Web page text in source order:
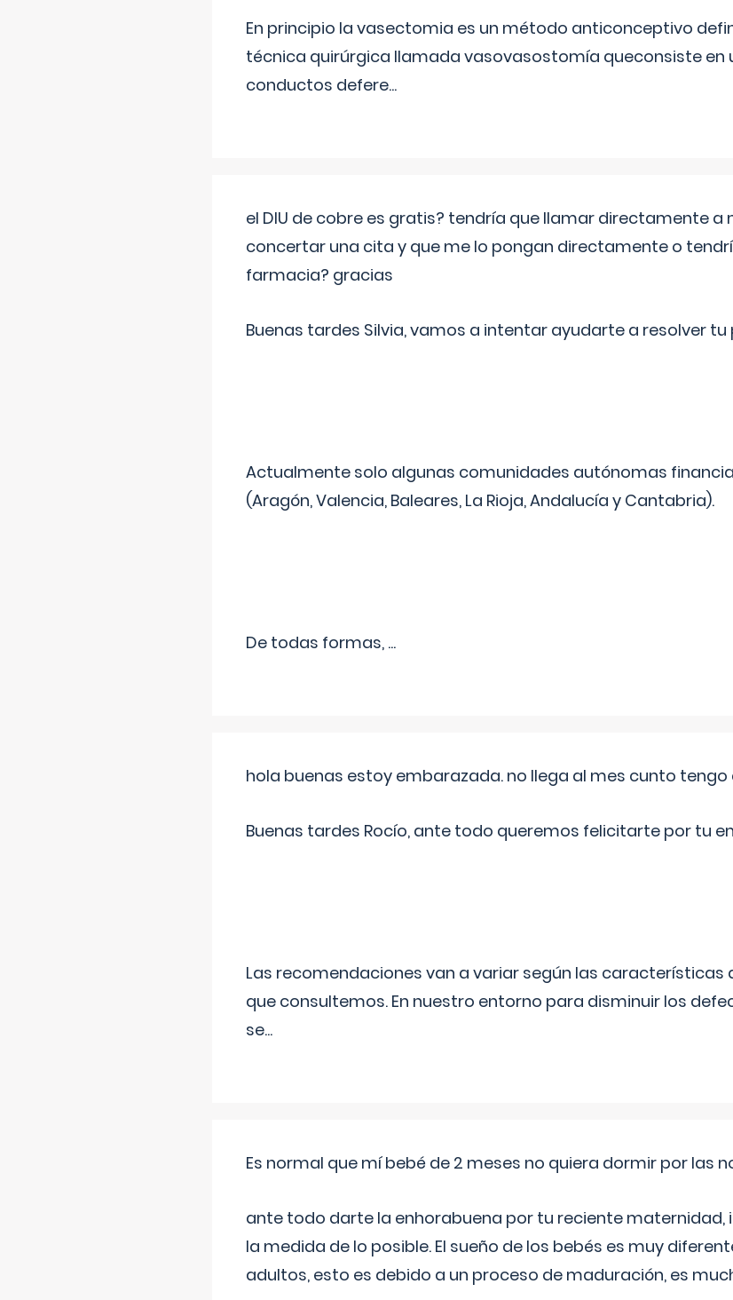
En principio la vasectomia es un método anticonceptivo
técnica quirúrgica llamada vasovasostomía queconsiste en
conductos defere...
el DIU de cobre es gratis? tendría que llamar directamente
concertar una cita y que me lo pongan directamente o
farmacia? gracias
Buenas tardes Silvia, vamos a intentar ayudarte a resolver tu
Actualmente solo algunas comunidades autónomas
(Aragón, Valencia, Baleares, La Rioja, Andalucía y Cantabria).
De todas formas, ...
hola buenas estoy embarazada. no llega al mes cunto
Buenas tardes Rocío, ante todo queremos felicitarte por tu
Las recomendaciones van a variar según las características
que consultemos. En nuestro entorno para disminuir los
se...
Es normal que mí bebé de 2 meses no quiera dormir por las
ante todo darte la enhorabuena por tu reciente
la medida de lo posible. El sueño de los bebés es muy
adultos, esto es debido a un proceso de maduración, es